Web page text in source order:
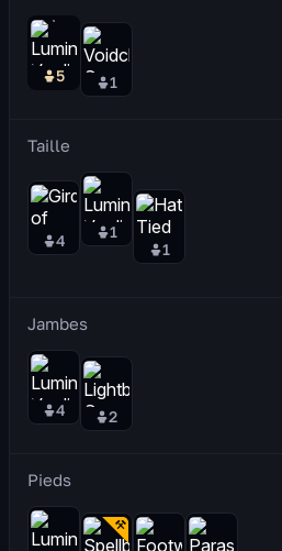
5 1
Taille
4
1
1
Jambes
4 2
Pieds